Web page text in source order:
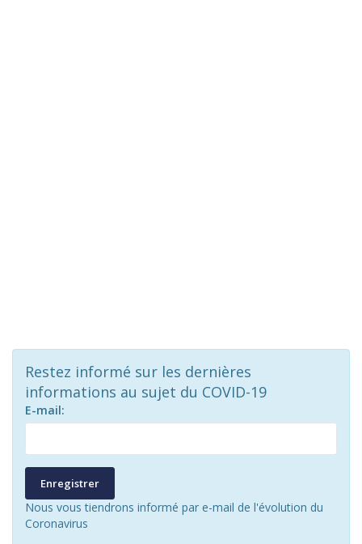
Restez informé sur les dernières
informations au sujet du COVID-19
E-mail:
Enregistrer
Nous vous tiendrons informé par e-mail de l'évolution du
Coronavirus